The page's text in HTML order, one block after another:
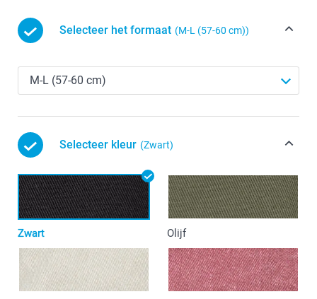
Selecteer het formaat (M-L (57-60 cm))
Selecteer kleur (Zwart)
Zwart Olijf